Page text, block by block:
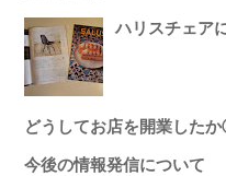
ハリスチェア
どうしてお店を開業した
今後の情報発信について